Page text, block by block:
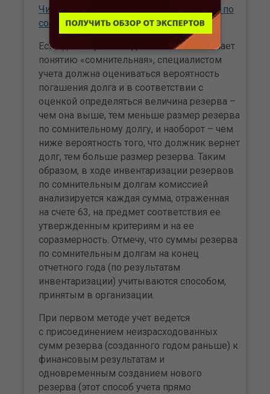
Читайте также «Формирование резерва по
сомнительным долгам в 2017 году»
Если дебиторская задолженность отвечает
понятию «сомнительная», специалистом
учета должна оцениваться вероятность
погашения долга и в соответствии с
оценкой определяться величина резерва –
чем она выше, тем меньше размер резерва
по сомнительному долгу, и наоборот – чем
ниже вероятность того, что должник вернет
долг, тем больше размер резерва. Таким
образом, в ходе инвентаризации резервов
по сомнительным долгам комиссией
анализируется каждая сумма, отраженная
на счете 63, на предмет соответствия ее
утвержденным критериям и на ее
соразмерность. Отмечу, что суммы резерва
по сомнительным долгам на конец
отчетного года (по результатам
инвентаризации) учитываются способом,
принятым в организации.
При первом методе учет ведется
с присоединением неизрасходованных
сумм резерва (созданного годом раньше) к
финансовым результатам и
одновременным созданием нового
резерва (этот способ учета прямо